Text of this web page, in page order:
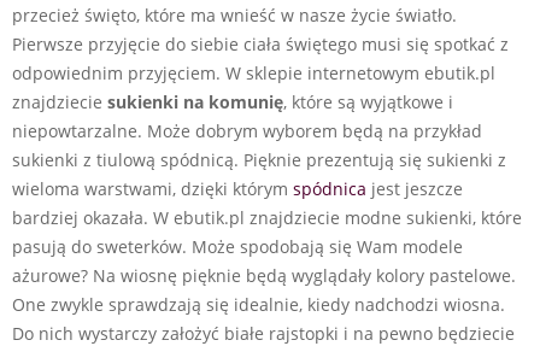
przecież święto, które ma wnieść w nasze życie światło.
Pierwsze przyjęcie do siebie ciała świętego musi się spotkać z
odpowiednim przyjęciem. W sklepie internetowym ebutik.pl
znajdziecie sukienki na komunię, które są wyjątkowe i
niepowtarzalne. Może dobrym wyborem będą na przykład
sukienki z tiulową spódnicą. Pięknie prezentują się sukienki z
wieloma warstwami, dzięki którym spódnica jest jeszcze
bardziej okazała. W ebutik.pl znajdziecie modne sukienki, które
pasują do sweterków. Może spodobają się Wam modele
ażurowe? Na wiosnę pięknie będą wyglądały kolory pastelowe.
One zwykle sprawdzają się idealnie, kiedy nadchodzi wiosna.
Do nich wystarczy założyć białe rajstopki i na pewno będziecie